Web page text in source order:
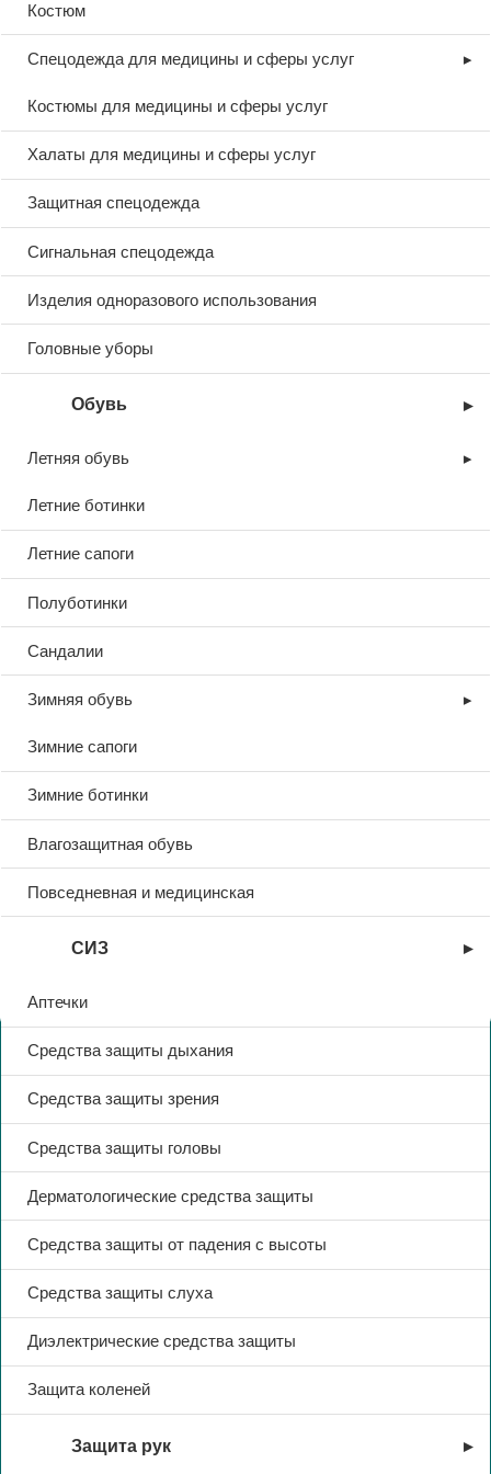
Костюм
Спецодежда для медицины и сферы услуг
Костюмы для медицины и сферы услуг
Халаты для медицины и сферы услуг
Защитная спецодежда
Сигнальная спецодежда
Изделия одноразового использования
Головные уборы
Обувь
Летняя обувь
Летние ботинки
Летние сапоги
Полуботинки
Сандалии
Зимняя обувь
Зимние сапоги
Зимние ботинки
Влагозащитная обувь
Повседневная и медицинская
СИЗ
Аптечки
Средства защиты дыхания
Средства защиты зрения
Средства защиты головы
Дерматологические средства защиты
Средства защиты от падения с высоты
Средства защиты слуха
Диэлектрические средства защиты
Защита коленей
Защита рук
чек, счет-фактура).
Как оформить возврат
Свяжитесь с нашей службой
поддержки по телефону или
электронной почте.
Предоставьте информацию о заказе и
причине возврата.
Отправьте товар по адресу, который
мы вам сообщим.
После проверки состояния товара мы
произведем возврат денежных
товара оплачиваются покупателем, если иное
не согласовано заранее.
Позвонить
Можно ли вернуть товар без
упаковки?
Сколько времени занимает возврат
денег?
Что делать, если товар оказался
бракованным?